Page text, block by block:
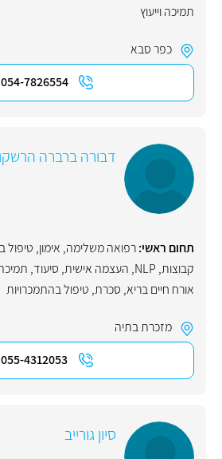
תמיכה וייעוץ
כפר סבא
054-7826554
דבורה ברברה
תחום ראשי:רפואה משלימה, אימון, טיפול
קבוצות,
NLP
, העצמה אישית, סיעוד, תמיכה
אורח חיים בריא, סכרת, טיפול בהתמכרויות
מזכרת בתיה
055-4312053
סיון גורייב